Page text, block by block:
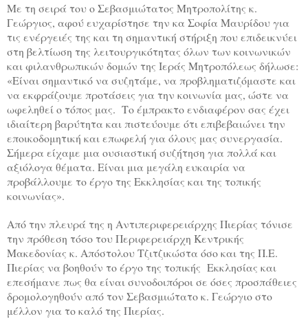
Με τη σειρά του ο Σεβασμιώτατος Μητροπολίτης κ.
Γεώργιος, αφού ευχαρίστησε την κα Σοφία Μαυρίδου για
τις ενέργειές της και τη σημαντική στήριξη που επιδεικνύει
στη βελτίωση της λειτουργικότητας όλων των κοινωνικών
και φιλανθρωπικών δομών της Ιεράς Μητροπόλεως δήλωσε:
«Είναι σημαντικό να συζητάμε, να προβληματιζόμαστε και
να εκφράζουμε προτάσεις για την κοινωνία μας, ώστε να
ωφεληθεί ο τόπος μας. Το έμπρακτο ενδιαφέρον σας έχει
ιδιαίτερη βαρύτητα και πιστεύουμε ότι επιβεβαιώνει την
εποικοδομητική και επωφελή για όλους μας συνεργασία.
Σήμερα είχαμε μια ουσιαστική συζήτηση για πολλά και
αξιόλογα θέματα. Είναι μια μεγάλη ευκαιρία να
προβάλλουμε το έργο της Εκκλησίας και της τοπικής
κοινωνίας».
Από την πλευρά της η Αντιπεριφερειάρχης Πιερίας τόνισε
την πρόθεση τόσο του Περιφερειάρχη Κεντρικής
Μακεδονίας κ. Απόστολου Τζιτζικώστα όσο και της Π.Ε.
Πιερίας να βοηθούν το έργο της τοπικής Εκκλησίας και
επεσήμανε πως θα είναι συνοδοιπόροι σε όσες προσπάθειες
δρομολογηθούν από τον Σεβασμιώτατο κ. Γεώργιο στο
μέλλον για το καλό της Πιερίας.